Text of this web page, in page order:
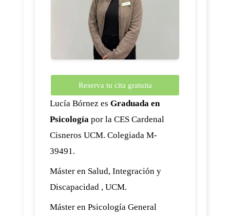
Reserva tu cita gratuita
Lucía Bórnez es Graduada en
Psicología por la CES Cardenal
Cisneros UCM. Colegiada M-
39491.
Máster en Salud, Integración y
Discapacidad , UCM.
Máster en Psicología General